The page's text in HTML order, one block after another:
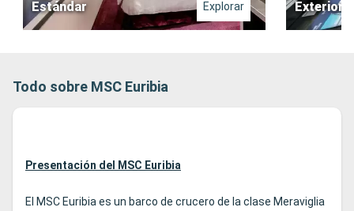
Estándar Explorar Exterior
Todo sobre MSC Euribia
Presentación del MSC Euribia
El MSC Euribia es un barco de crucero de la clase Meraviglia